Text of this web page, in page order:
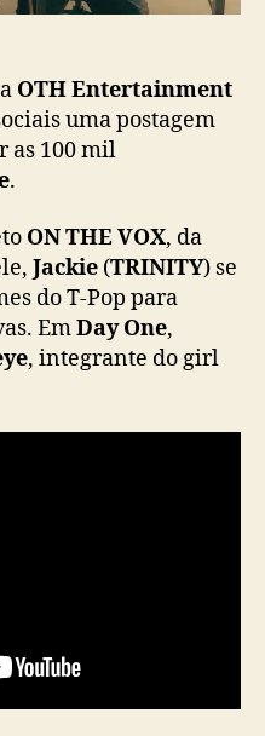
a
c
k
T
R
I
N
I
)
OTH Entertainment
uma postagem
as 100 mil
.
ON THE VOX, da
Jackie (TRINITY) se
do T-Pop para
EmDay One,
, integrante do girl